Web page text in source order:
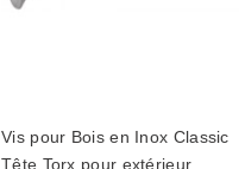
Vis pour Bois en Inox Classic
Tête Torx pour extérieur